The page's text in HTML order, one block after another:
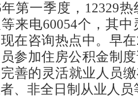
年第一季度，12329
来电60054个，其
在咨询热点中。早
参加住房公积金制
善的灵活就业人员
、非全日制从业人